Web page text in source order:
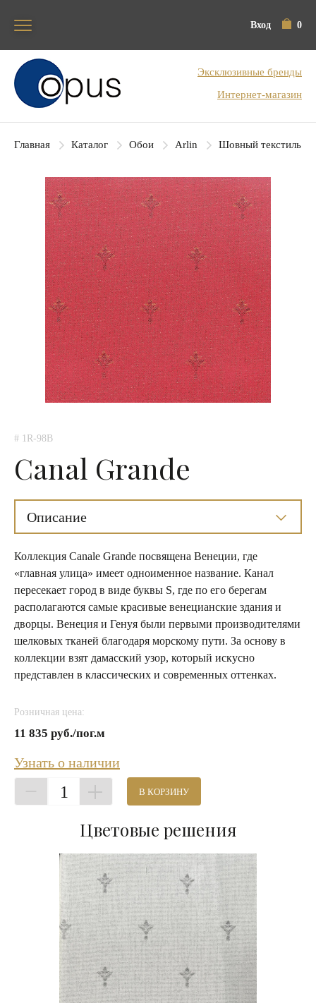
Вход 0
Блок поиска
Эксклюзивные бренды
Интернет-магазин
Главная Каталог Обои Arlin Шовный текстиль
# 1R-98B
Canal Grande
Описание
Коллекция Сanale Grande посвящена Венеции, где
«главная улица» имеет одноименное название. Канал
пересекает город в виде буквы S, где по его берегам
располагаются самые красивые венецианские здания и
дворцы. Венеция и Генуя были первыми производителями
шелковых тканей благодаря морскому пути. За основу в
коллекции взят дамасский узор, который искусно
представлен в классических и современных оттенках.
Розничная цена:
11 835 руб./пог.м
Узнать о наличии
1 В КОРЗИНУ
Цветовые решения